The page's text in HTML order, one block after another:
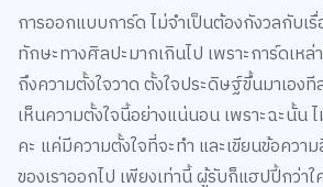
การออกแบบการ์ด ไม่จำเป็นต้องกังวลกับเ
ทักษะทางศิลปะมากเกินไป เพราะการ์ดเห
ถึงความตั้งใจวาด ตั้งใจประดิษฐ์ขึ้นมาเอง
เห็นความตั้งใจนี้อย่างแน่นอน เพราะฉะนั้น
คะ แค่มีความตั้งใจที่จะทำ และเขียนข้อควา
ของเราออกไป เพียงเท่านี้ ผู้รับก็แฮปปี้กว่าใ